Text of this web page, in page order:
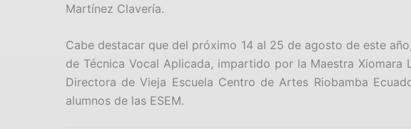
Martínez Clavería.
Cabe destacar que del próximo 14 al 25 de agosto de este
de Técnica Vocal Aplicada, impartido por la Maestra Xiomara
Directora de Vieja Escuela Centro de Artes Riobamba
alumnos de las ESEM.